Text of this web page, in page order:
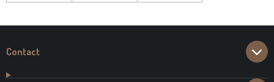
Contact